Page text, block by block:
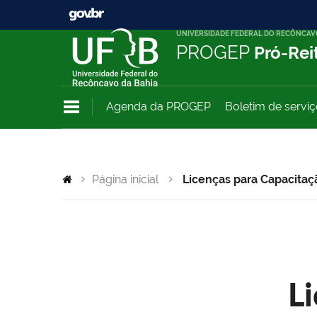
UNIVERSIDADE FEDERAL DO
PROGEP Pró-
Agenda da PROGEP Boletim de
Página inicial Licenças para